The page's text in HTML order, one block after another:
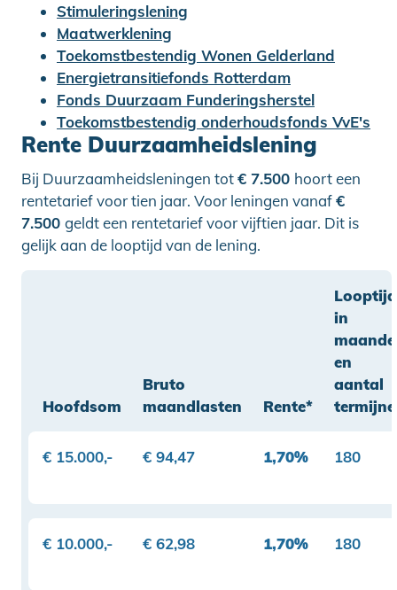
Stimuleringslening
Maatwerklening
Toekomstbestendig Wonen Gelderland
Energietransitiefonds Rotterdam
Fonds Duurzaam Funderingsherstel
Toekomstbestendig onderhoudsfonds VvE's
Rente Duurzaamheidslening
Bij Duurzaamheidsleningen tot€ 7.500 hoort een
rentetarief voor tien jaar. Voor leningen vanaf€
7.500 geldt een rentetarief voor vijftien jaar. Dit is
gelijk aan de looptijd van de lening.
Hoofdsom
Bruto
maandlasten
Rente*
Looptijd
in
en
aantal
€ 15.000,- € 94,47 1,70% 180
€ 10.000,- € 62,98 1,70% 180